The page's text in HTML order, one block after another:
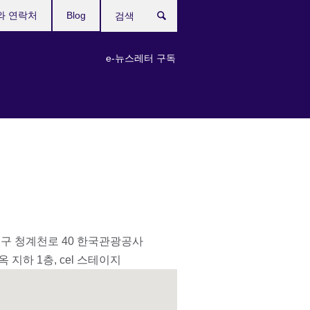
e-뉴스레터 구독
연락처 Blog
색
청계천로 40 한국관광공사
지하 1층, cel 스테이지